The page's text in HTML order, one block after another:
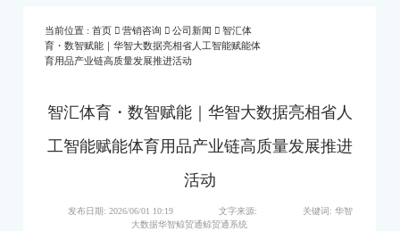
当前位置 : 首页 营销咨询 公司新闻
智汇体
育・数智赋能｜华智大数据亮相省人工智能赋能体
育用品产业链高质量发展推进活动
智汇体育・数智赋能｜华智大数据亮相省人
工智能赋能体育用品产业链高质量发展推进
活动
发布日期: 2026/06/01 10:19 文字来源: 关键词: 华智
大数据华智鲸贸通鲸贸通系统